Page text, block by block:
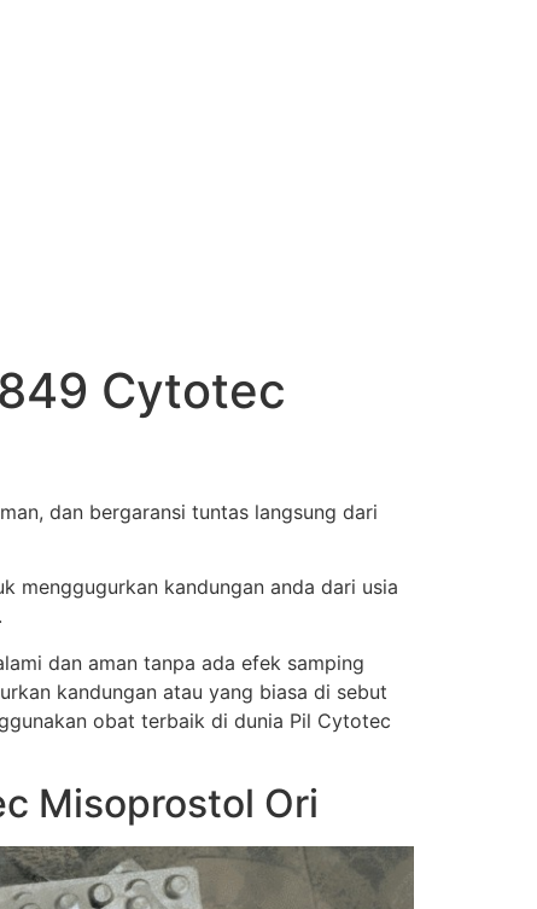
Cytotec
dan bergaransi tuntas langsung dari
menggugurkan kandungan anda dari usia
dan aman tanpa ada efek samping
kandungan atau yang biasa di sebut
obat terbaik di dunia Pil Cytotec
Misoprostol Ori